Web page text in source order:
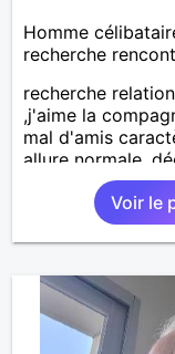
Homme
recherche
recherche
,j'aime la
mal d'amis
allure normale
voudrais
personne aimant
,bricolage
et naturel à vos
Voir le